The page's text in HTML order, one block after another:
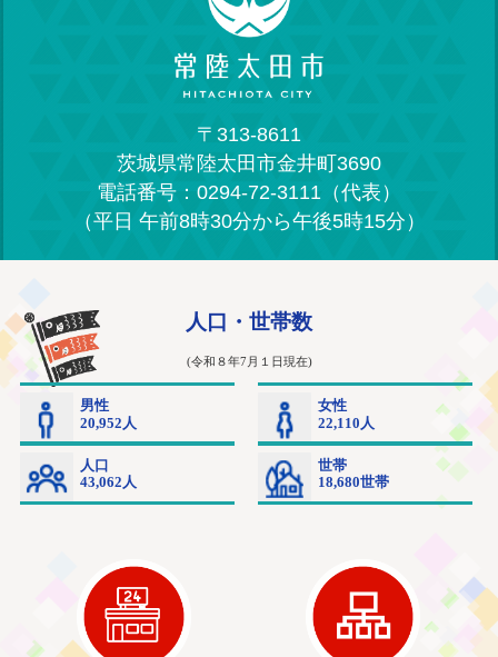
〒313-8611
茨城県常陸太田市金井町3690
電話番号：0294-72-3111（代表）
（平日 午前8時30分から午後5時15分）